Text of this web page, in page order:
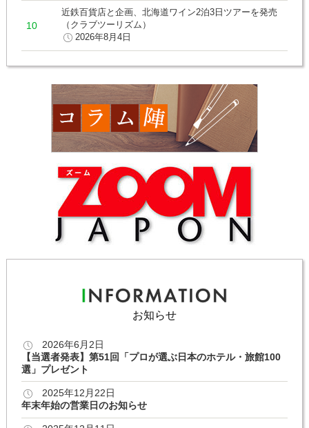
近鉄百貨店と企画、北海道ワイン2泊3日ツアーを発売
（クラブツーリズム）
2026年8月4日
お知らせ
2026年6月2日
【当選者発表】第51回「プロが選ぶ日本のホテル・旅館100
選」プレゼント
2025年12月22日
年末年始の営業日のお知らせ